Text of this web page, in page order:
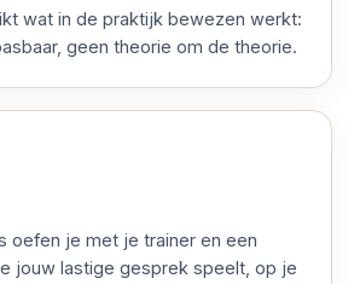
wat in de praktijk bewezen werkt:
geen theorie om de theorie.
oefen je met je trainer en een
jouw lastige gesprek speelt, op je